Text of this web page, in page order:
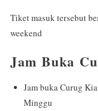
Tiket masuk tersebut
weekend
Jam Buka
Jam buka Curug
Minggu